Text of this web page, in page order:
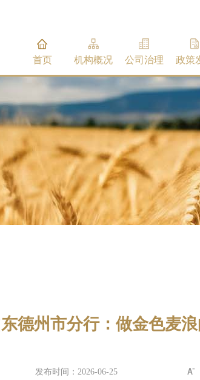
首页 机构概况 公司治理 政策
德州市分行：做金色麦
发布时间：2026-06-25